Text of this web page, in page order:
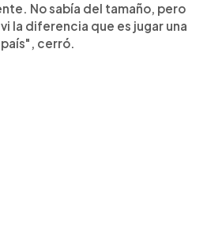
No sabía del tamaño, pero
la diferencia que es jugar una
cerró.